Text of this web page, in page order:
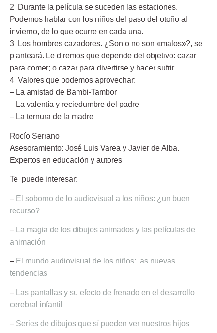
2. Durante la película se suceden las estaciones.
Podemos hablar con los niños del paso del otoño al
invierno, de lo que ocurre en cada una.
3. Los hombres cazadores. ¿Son o no son «malos»?, se
planteará. Le diremos que depende del objetivo: cazar
para comer; o cazar para divertirse y hacer sufrir.
4. Valores que podemos aprovechar:
– La amistad de Bambi-Tambor
– La valentía y reciedumbre del padre
– La ternura de la madre
Rocío Serrano
Asesoramiento: José Luis Varea y Javier de Alba.
Expertos en educación y autores
Te puede interesar:
– El soborno de lo audiovisual a los niños: ¿un buen
recurso?
–
La magia de los dibujos animados y las películas de
animación
– El mundo audiovisual de los niños: las nuevas
tendencias
–
Las pantallas y su efecto de frenado en el desarrollo
cerebral infantil
– Series de dibujos que sí pueden ver nuestros hijos